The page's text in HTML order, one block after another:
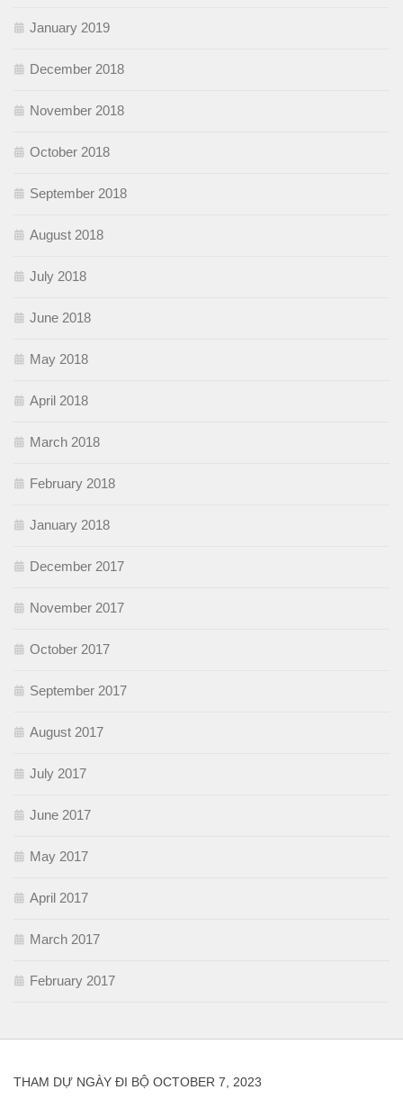
January 2019
December 2018
November 2018
October 2018
September 2018
August 2018
July 2018
June 2018
May 2018
April 2018
March 2018
February 2018
January 2018
December 2017
November 2017
October 2017
September 2017
August 2017
July 2017
June 2017
May 2017
April 2017
March 2017
February 2017
THAM DỰ NGÀY ĐI BỘ OCTOBER 7, 2023